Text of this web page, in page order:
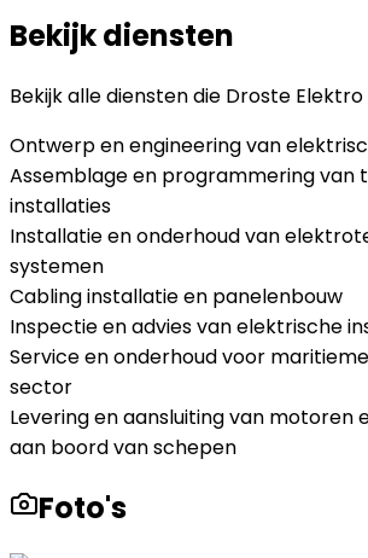
Bekijk diensten
Bekijk alle diensten die Droste Elektro
Ontwerp en engineering van
Assemblage en programmering van
installaties
Installatie en onderhoud van
systemen
Cabling installatie en panelenbouw
Inspectie en advies van elektrische
Service en onderhoud voor
sector
Levering en aansluiting van motoren
aan boord van schepen
Foto's